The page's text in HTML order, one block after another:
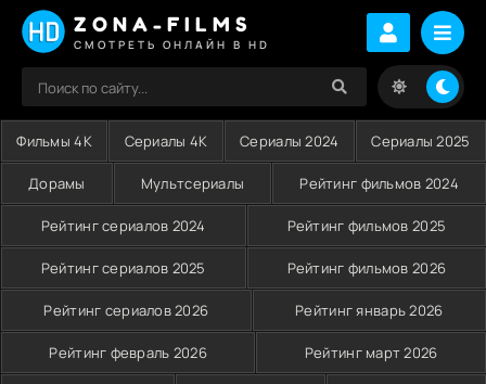
ZONA-FILMS
СМОТРЕТЬ ОНЛАЙН В HD
Фильмы 4K Сериалы 4K Сериалы 2024 Сериалы 2025
Дорамы Мультсериалы Рейтинг фильмов 2024
Рейтинг сериалов 2024 Рейтинг фильмов 2025
Рейтинг сериалов 2025 Рейтинг фильмов 2026
Рейтинг сериалов 2026 Рейтинг январь 2026
Рейтинг февраль 2026 Рейтинг март 2026